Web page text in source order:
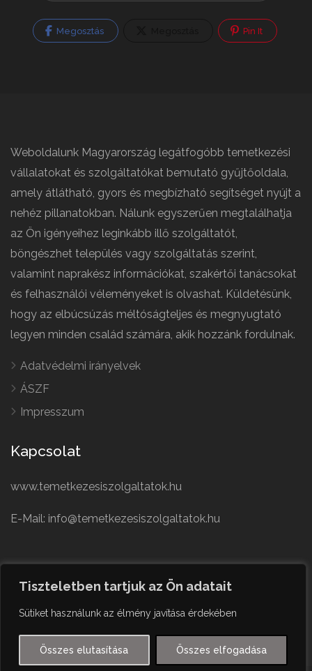
Tiszteletben tartjuk az Ön adatait
Sütiket használunk az élmény javítása érdekében
Összes elutasítása Összes elfogadása
Megosztás Pin It
Weboldalunk Magyarország legátfogóbb temetkezési
vállalatokat és szolgáltatókat bemutató gyűjtőoldala,
amely átlátható, gyors és megbízható segítséget nyújt a
nehéz pillanatokban. Nálunk egyszerűen megtalálhatja
az Ön igényeihez leginkább illő szolgáltatót,
böngészhet település vagy szolgáltatás szerint,
valamint naprakész információkat, szakértői tanácsokat
és felhasználói véleményeket is olvashat. Küldetésünk,
hogy az elbúcsúzás méltóságteljes és megnyugtató
legyen minden család számára, akik hozzánk fordulnak.
Adatvédelmi irányelvek
ÁSZF
Impresszum
Kapcsolat
www.temetkezesiszolgaltatok.hu
E-Mail: info@temetkezesiszolgaltatok.hu
English
Czech
German